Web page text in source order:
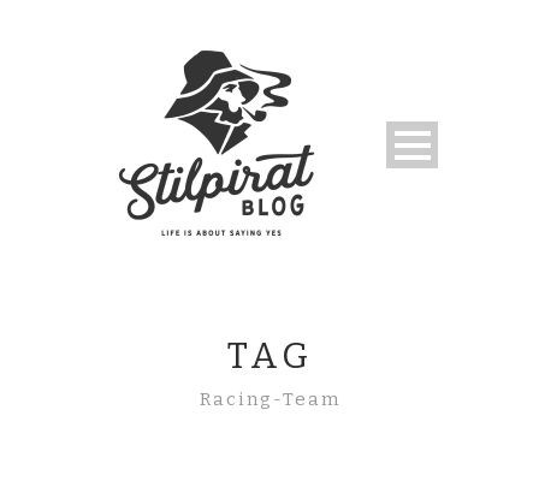
TAG
Racing-Team